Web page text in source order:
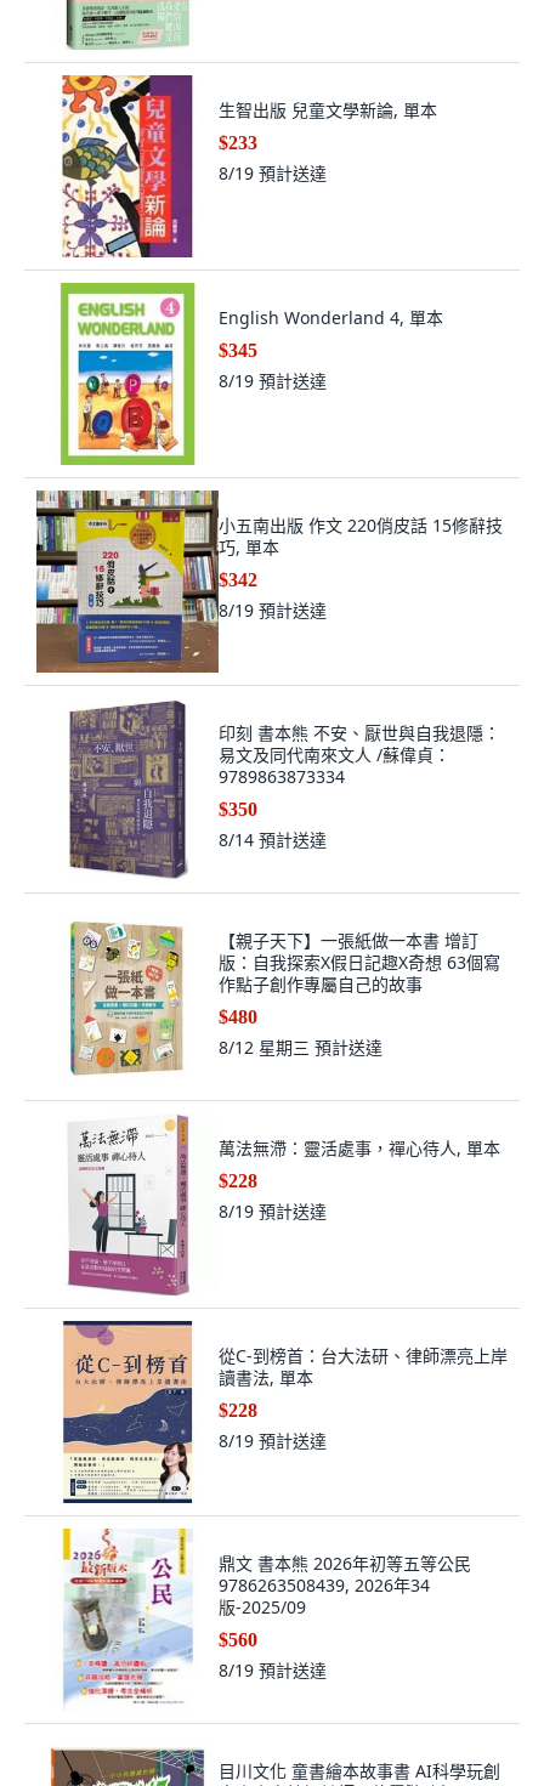
生智出版 兒童文學新論, 單本
$233
8/19 預計送達
English Wonderland 4, 單本
$345
8/19 預計送達
小五南出版 作文 220俏皮話 15修辭技
巧, 單本
$342
8/19 預計送達
印刻 書本熊 不安、厭世與自我退隱：
易文及同代南來文人 /蘇偉貞：
9789863873334
$350
8/14 預計送達
【親子天下】一張紙做一本書 增訂
版：自我探索X假日記趣X奇想 63個寫
作點子創作專屬自己的故事
$480
8/12 星期三 預計送達
萬法無滯：靈活處事，禪心待人, 單本
$228
8/19 預計送達
從C-到榜首：台大法研、律師漂亮上岸
讀書法, 單本
$228
8/19 預計送達
鼎文 書本熊 2026年初等五等公民
9786263508439, 2026年34
版-2025/09
$560
8/19 預計送達
目川文化 童書繪本故事書 AI科學玩創